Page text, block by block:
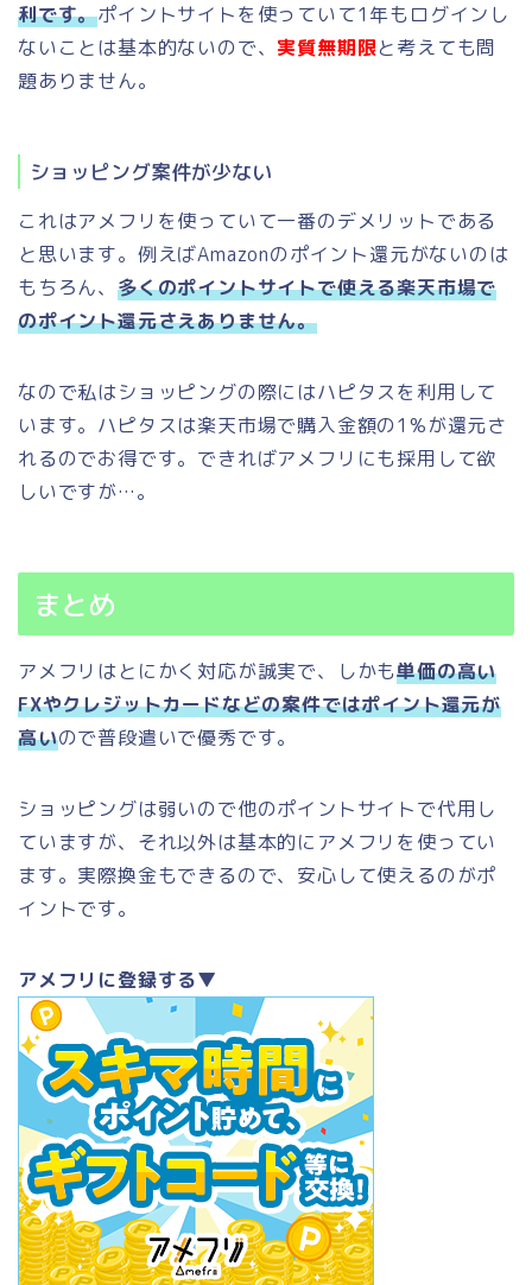
利です。ポイントサイトを使っていて1年もログインし
ないことは基本的ないので、 実質無期限と考えても問
題ありません。
ショッピング案件が少ない
これはアメフリを使っていて一番のデメリットである
と思います。例えばAmazonのポイント還元がないのは
もちろん、 多くのポイントサイトで使える楽天市場で
のポイント還元さえありません。
なので私はショッピングの際にはハピタスを利用して
います。ハピタスは楽天市場で購入金額の1%が還元さ
れるのでお得です。できればアメフリにも採用して欲
しいですが…。
まとめ
アメフリはとにかく対応が誠実で、しかも単価の高い
FXやクレジットカードなどの案件ではポイント還元が
高いので普段遣いで優秀です。
ショッピングは弱いので他のポイントサイトで代用し
ていますが、それ以外は基本的にアメフリを使ってい
ます。実際換金もできるので、安心して使えるのがポ
イントです。
アメフリに登録する▼